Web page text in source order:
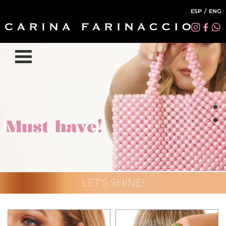
ESP ENG
Categorías
Broches
Tocados
Sobre CF
Contacto
LET'S SHINE!